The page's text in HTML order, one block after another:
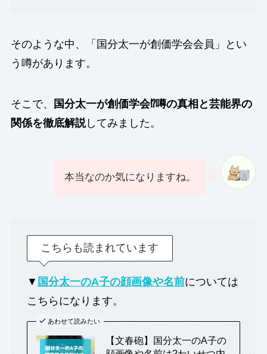
そのような中、「国分太一が創価学会会員」とい
う噂があります。
そこで、
国分太一が創価学会⁉︎噂の真相と芸能界の
関係を徹底解説してみました。
本当なのか気になりますね。
こちらも読まれています
▼ 国分太一のA子の顔画像や名前については
こちらになります。
あわせて読みたい
【文春砲】国分太一のA子の